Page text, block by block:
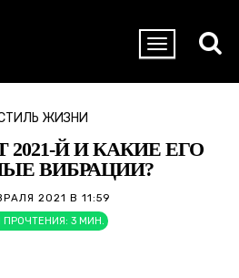
ЖИЗНИ
Й И КАКИЕ ЕГО
ВИБРАЦИИ?
2021 В 11:59
ПРОЧТЕНИЯ: 3 МИН.